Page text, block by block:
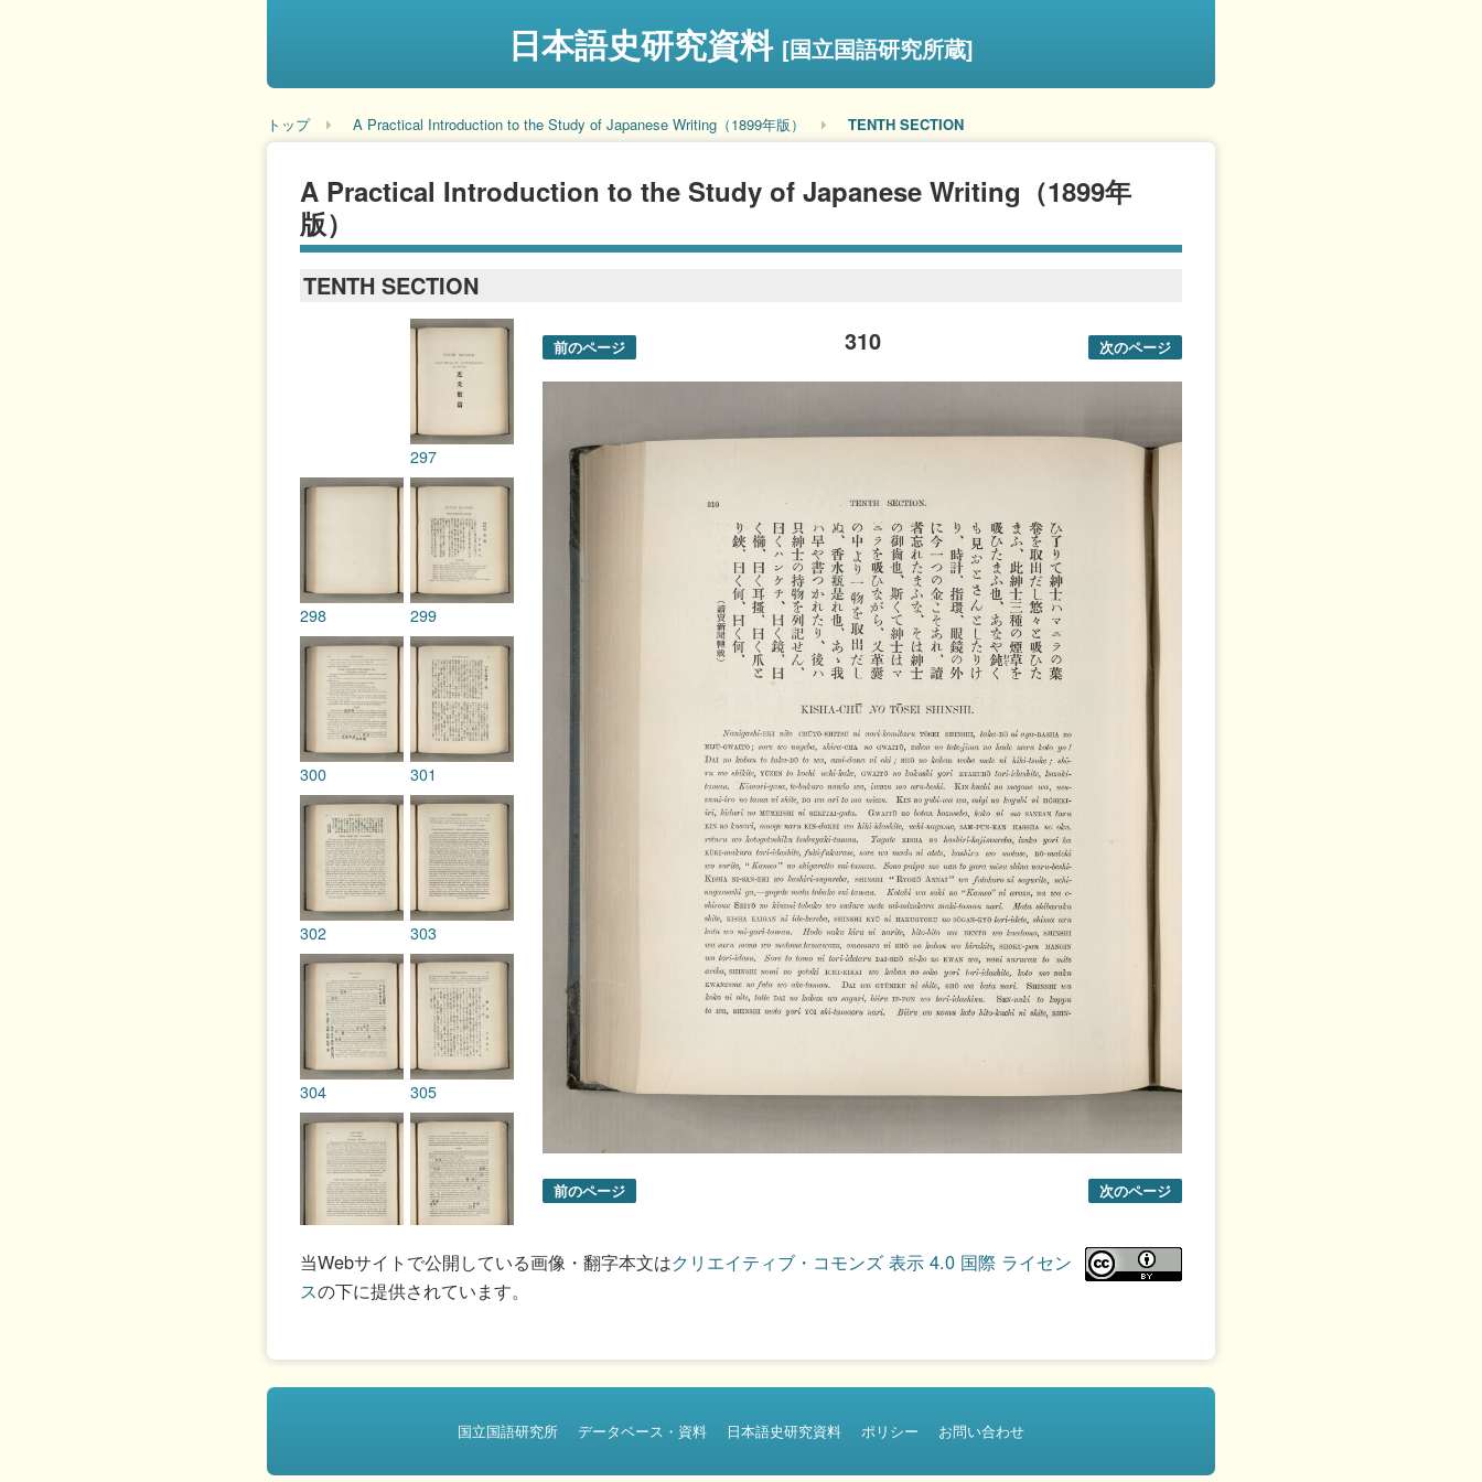
日本語史研究資料 [国立国語研究所蔵]
トップ A Practical Introduction to the Study of Japanese Writing（1899年版） TENTH SECTION
A Practical Introduction to the Study of Japanese Writing（1899年
版）
TENTH SECTION
310
次のページ
前のページ
次のページ
前のページ
297
298 299
300 301
302 303
304 305
306 307
当Webサイトで公開している画像・翻字本文はクリエイティブ・コモンズ 表示 4.0 国際 ライセン
スの下に提供されています。
国立国語研究所 データベース・資料 日本語史研究資料 ポリシー お問い合わせ